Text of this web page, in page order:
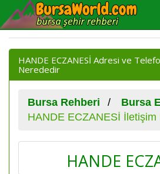
HANDE ECZANESİ Adresi ve
Nerededir
Bursa Rehberi
Bursa
HANDE ECZANESİ İletişim
HANDE